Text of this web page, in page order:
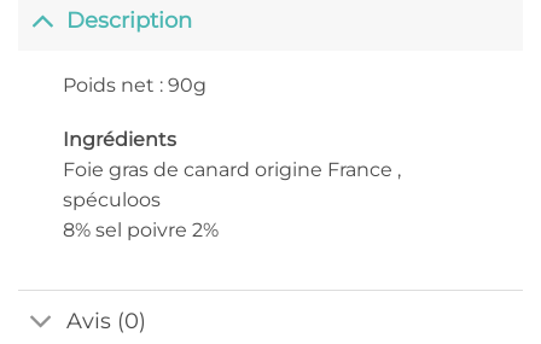
Description
Poids net : 90g
Ingrédients
Foie gras de canard origine France ,
spéculoos
8% sel poivre 2%
Avis (0)